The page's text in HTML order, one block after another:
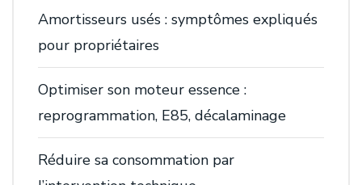
Amortisseurs usés : symptômes expliqués
pour propriétaires
Optimiser son moteur essence :
reprogrammation, E85, décalaminage
Réduire sa consommation par